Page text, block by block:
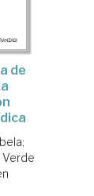
de
;
Verde